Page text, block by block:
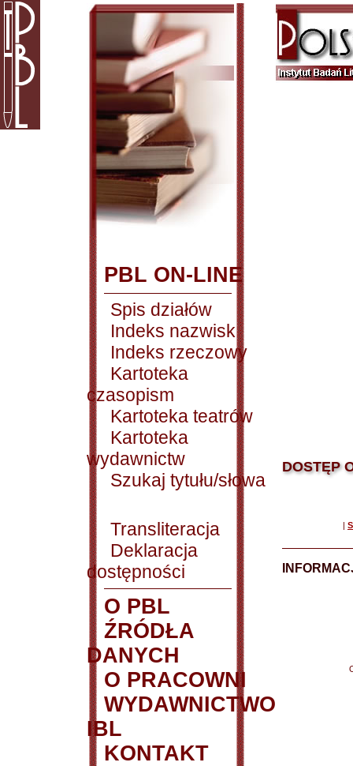
PBL ON-LINE
Spis działów
Indeks nazwisk
Indeks rzeczowy
Kartoteka
czasopism
Kartoteka teatrów
Kartoteka
wydawnictw
Szukaj tytułu/słowa
Transliteracja
Deklaracja
dostępności
O PBL
ŹRÓDŁA
DANYCH
O PRACOWNI
WYDAWNICTWO
IBL
KONTAKT
DOSTĘP
|